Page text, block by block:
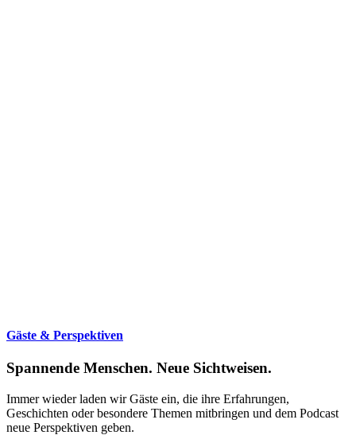
Gäste & Perspektiven
Spannende Menschen. Neue Sichtweisen.
Immer wieder laden wir Gäste ein, die ihre Erfahrungen,
Geschichten oder besondere Themen mitbringen und dem Podcast
neue Perspektiven geben.